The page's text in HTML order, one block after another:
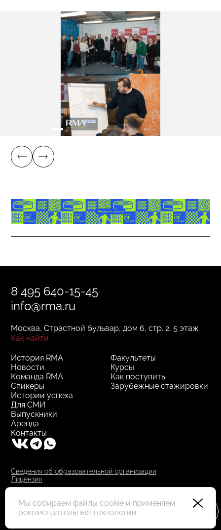
8 495 640-15-45
info@rma.ru
Москва, Страстной бульвар, дом 6, стр. 2, 5 этаж
Как найти
Факультеты
Курсы
Как поступить
Зарубежные стажировки
История RMA
Новости
Команда RMA
Спикеры
Истории успеха
Для СМИ
Выпускники
Аренда
Контакты
Сведения об образовательной организации
Лицензия
Все права защищены
Мы собираем файлы cookie и применяем
рекомендательные технологии